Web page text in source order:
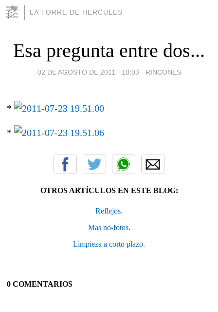
LA TORRE DE HERCULES
Esa pregunta entre dos...
02 DE AGOSTO DE 2011 - 10:03 - RINCONES
*
*
OTROS ARTÍCULOS EN ESTE BLOG:
Reflejos.
Mas no-fotos.
Limpieza a corto plazo.
0 COMENTARIOS